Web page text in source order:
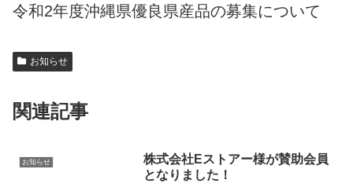
令和2年度沖縄県優良県産品の募集について
お知らせ
関連記事
お知らせ
株式会社Eストアー様が賛助会員
となりました！